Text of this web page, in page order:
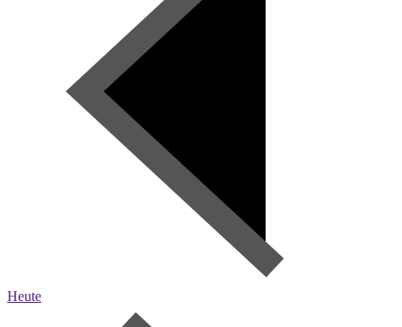
Heute